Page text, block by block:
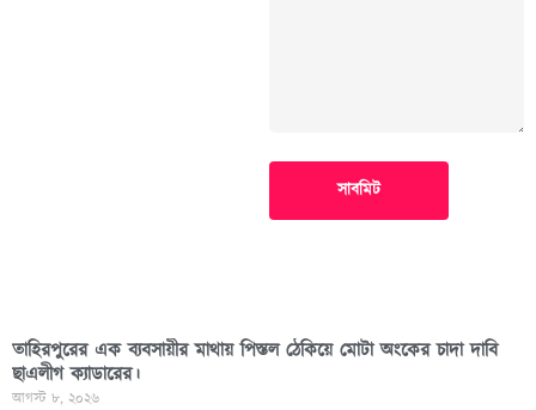
সাবমিট
তাহিরপুরের এক ব্যবসায়ীর মাথায় পিস্তল ঠেকিয়ে মোটা অংকের চাদা দাবি
ছাএলীগ ক্যাডারের।
আগস্ট ৮, ২০২৬